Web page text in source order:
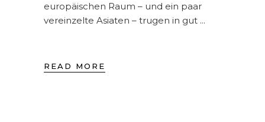
europäischen Raum – und ein paar
vereinzelte Asiaten – trugen in gut
READ MORE